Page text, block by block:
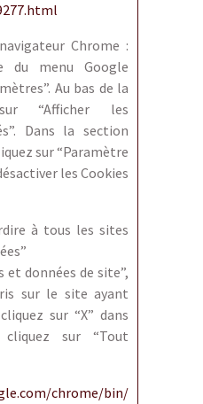
Chrome :
du menu Google
Au bas de la
“Afficher les
Dans la section
sur “Paramètre
les Cookies
à tous les sites
et données de site”,
sur le site ayant
sur “X” dans
sur “Tout
chrome/bin/